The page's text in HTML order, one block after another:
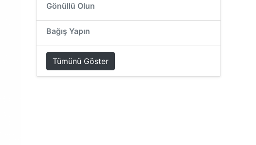
Gönüllü Olun
Bağış Yapın
Tümünü Göster